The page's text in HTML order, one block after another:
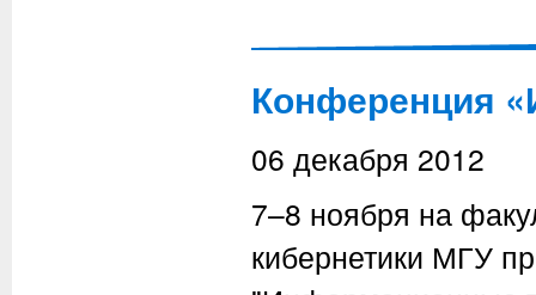
Конференция
06 декабря 2012
7–8 ноября на
кибернетики МГУ